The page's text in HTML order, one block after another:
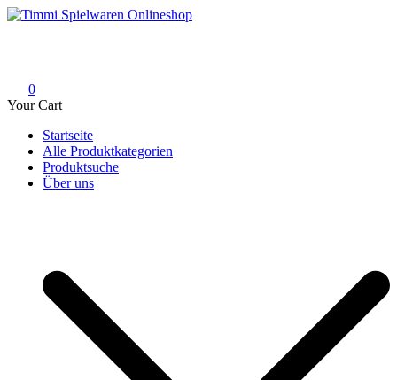
Skip
0
Your Cart
Startseite
Alle Produktkategorien
Produktsuche
Über uns